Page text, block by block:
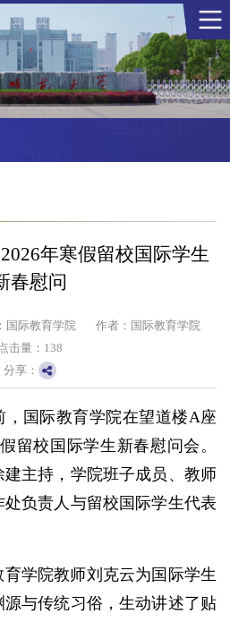
年寒假留校国际学生
春慰问
国际教育学院
作者：国际教育学院
击量： 138
分享：
，国际教育学院在望道楼A座
留校国际学生新春慰问会。
主持，学院班子成员、教师
负责人与留校国际学生代表
学院教师刘克云为国际学生
与传统习俗，生动讲述了贴